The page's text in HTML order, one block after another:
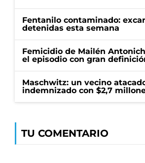
Fentanilo contaminado:
detenidas esta semana
Femicidio de Mailén
el episodio con gran
Maschwitz: un vecino
indemnizado con $2,7
TU COMENTARIO